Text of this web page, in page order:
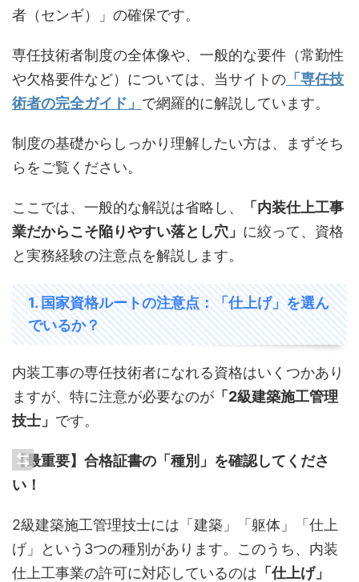
者（センギ）」の確保です。
専任技術者制度の全体像や、一般的な要件（常勤性
や欠格要件など）については、当サイトの 「専任技
術者の完全ガイド」 で網羅的に解説しています。
制度の基礎からしっかり理解したい方は、まずそち
らをご覧ください。
ここでは、一般的な解説は省略し、
「内装仕上工事
業だからこそ陥りやすい落とし穴」 に絞って、資格
と実務経験の注意点を解説します。
1. 国家資格ルートの注意点：「仕上げ」を選ん
でいるか？
内装工事の専任技術者になれる資格はいくつかあり
ますが、特に注意が必要なのが 「2級建築施工管理
技士」 です。
【最重要】合格証書の「種別」を確認してくださ
い！
2級建築施工管理技士には「建築」「躯体」「仕上
げ」という3つの種別があります。このうち、内装
仕上工事業の許可に対応しているのは 「仕上げ」